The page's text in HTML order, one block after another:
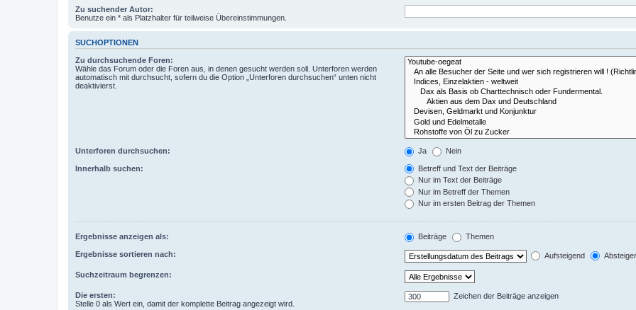
Zu suchender Autor:
Benutze ein * als Platzhalter für teilweise Übereinstimmungen.
SUCHOPTIONEN
Zu durchsuchende Foren:
Wähle das Forum oder die Foren aus, in denen gesucht werden soll. Unterforen werden
automatisch mit durchsucht, sofern du die Option „Unterforen durchsuchen“ unten nicht
deaktivierst.
Unterforen durchsuchen: Ja Nein
Innerhalb suchen:
Betreff und Text der Beiträge
Nur im Text der Beiträge
Nur im Betreff der Themen
Nur im ersten Beitrag der Themen
Ergebnisse anzeigen als: Beiträge Themen
Ergebnisse sortieren nach: Aufsteigend
Suchzeitraum begrenzen:
Die ersten:
Stelle 0 als Wert ein, damit der komplette Beitrag angezeigt wird.
Zeichen der Beiträge anzeigen